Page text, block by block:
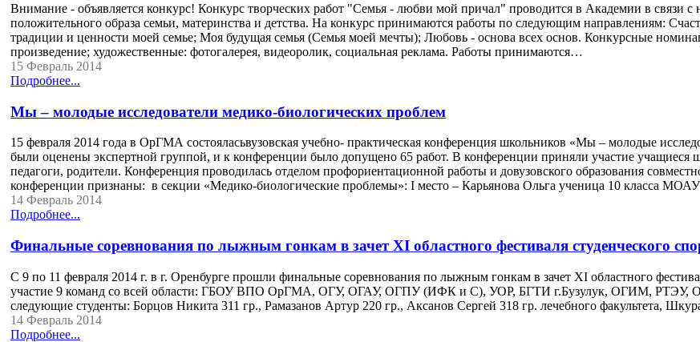
Внимание - объявляется конкурс! Конкурс творческих работ "Семья - любви мой причал" проводится в Академии в связи
положительного образа семьи, материнства и детства. На конкурс принимаются работы по следующим направлениям:
традиции и ценности моей семье; Моя будущая семья (Семья моей мечты); Любовь - основа всех основ. Конкурсные
произведение; художественные: фотогалерея, видеоролик, социальная реклама. Работы принимаются…
15 Февраль 2014
Подробнее...
Мы – молодые исследователи медико-биологических проблем
15 февраля 2014 года в ОрГМА состояласьвузовская учебно- практическая конференция школьников «Мы – молодые
были оценены экспертной группой, и к конференции было допущено 65 работ. В конференции приняли участие учащиеся
педагоги, родители. Конференция проводилась отделом профориентационной работы и довузовского образования
конференции признаны: в секции «Медико-биологические проблемы»: Ι место – Карьянова Ольга ученица 10 класса
14 Февраль 2014
Подробнее...
Финальные соревнования по лыжным гонкам в зачет XI областного фестиваля студенческого
С 9 по 11 февраля 2014 г. в г. Оренбурге прошли финальные соревнования по лыжным гонкам в зачет XI областного
участие 9 команд со всей области: ГБОУ ВПО ОрГМА, ОГУ, ОГАУ, ОГПУ (ИФК и С), УОР, БГТИ г.Бузулук, ОГИМ, РТЭУ,
следующие студенты: Борцов Никита 311 гр., Рамазанов Артур 220 гр., Аксанов Сергей 318 гр. лечебного факультета,
14 Февраль 2014
Подробнее...